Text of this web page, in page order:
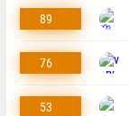
89
76
53